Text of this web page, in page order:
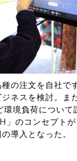
の注文を自社で
ネスを検討。ま
環境負荷について
」のコンセプト
導入となった。